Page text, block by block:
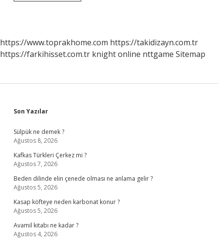
https://www.toprakhome.com https://takidizayn.com.tr
https://farkihisset.com.tr knight online nttgame Sitemap
Sidebar
Son Yazılar
Sülpük ne demek ?
Ağustos 8, 2026
Kafkas Türkleri Çerkez mi ?
Ağustos 7, 2026
Beden dilinde elin çenede olması ne anlama gelir ?
Ağustos 5, 2026
Kasap köfteye neden karbonat konur ?
Ağustos 5, 2026
Avamil kitabı ne kadar ?
Ağustos 4, 2026